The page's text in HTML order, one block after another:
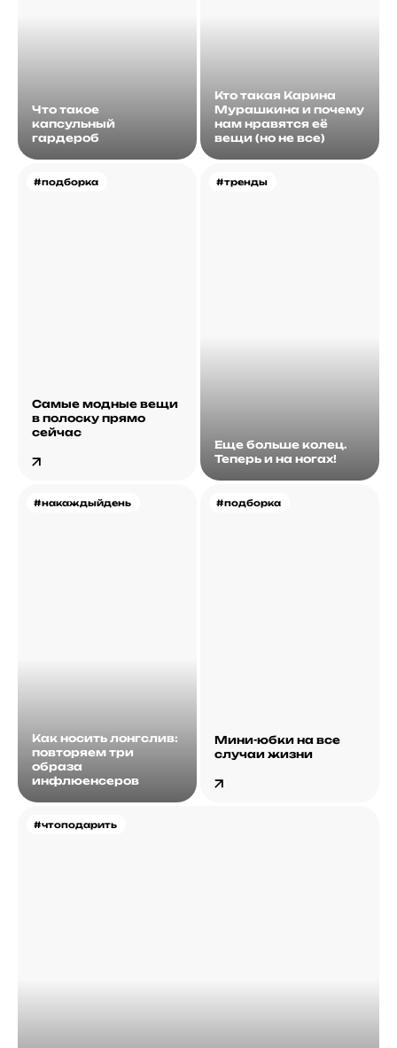
Что такое
капсульный
гардероб
Кто такая Карина
Мурашкина и почему
нам нравятся её
вещи (но не все)
#подборка
Самые модные вещи
в полоску прямо
сейчас
#тренды
Еще больше колец.
Теперь и на ногах!
#накаждыйдень
Как носить лонгслив:
повторяем три
образа
инфлюенсеров
#чтоподарить
#подборка
Мини-юбки на все
случаи жизни